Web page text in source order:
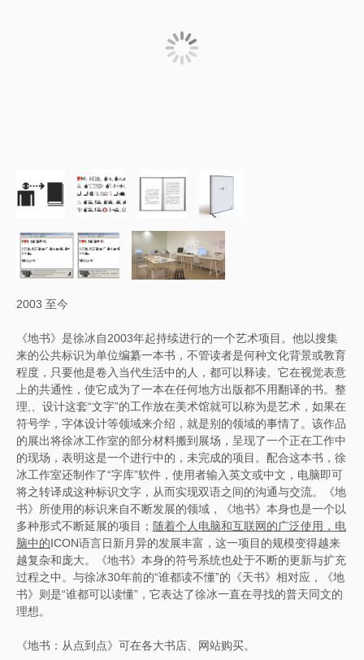
2003 至今
《地书》是徐冰自2003年起持续进行的一个艺术项目。他以搜集
来的公共标识为单位编纂一本书，不管读者是何种文化背景或教育
程度，只要他是卷入当代生活中的人，都可以释读。它在视觉表意
上的共通性，使它成为了一本在任何地方出版都不用翻译的书。整
理,、设计这套“文字”的工作放在美术馆就可以称为是艺术，如果在
符号学，字体设计等领域来介绍，就是别的领域的事情了。该作品
的展出将徐冰工作室的部分材料搬到展场，呈现了一个正在工作中
的现场，表明这是一个进行中的，未完成的项目。配合这本书，徐
冰工作室还制作了“字库”软件，使用者输入英文或中文，电脑即可
将之转译成这种标识文字，从而实现双语之间的沟通与交流。《地
书》所使用的标识来自不断发展的领域，《地书》本身也是一个以
多种形式不断延展的项目； 随着个人电脑和互联网的广泛使用，电
脑中的ICON语言日新月异的发展丰富，这一项目的规模变得越来
越复杂和庞大。《地书》本身的符号系统也处于不断的更新与扩充
过程之中。与徐冰30年前的“谁都读不懂”的《天书》相对应，《地
书》则是“谁都可以读懂”，它表达了徐冰一直在寻找的普天同文的
理想。
《地书：从点到点》可在各大书店、网站购买。